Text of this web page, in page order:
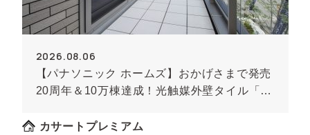
2026.08.06
【パナソニック ホームズ】おかげさまで発売
20周年＆10万棟達成！光触媒外壁タイル「キ
カサートプレミアム